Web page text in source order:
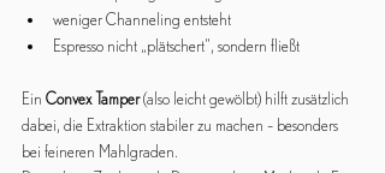
weniger Channeling entsteht
Espresso nicht „plätschert“, sondern fließt
Ein Convex Tamper (also leicht gewölbt) hilft zusätzlich
dabei, die Extraktion stabiler zu machen – besonders
bei feineren Mahlgraden.